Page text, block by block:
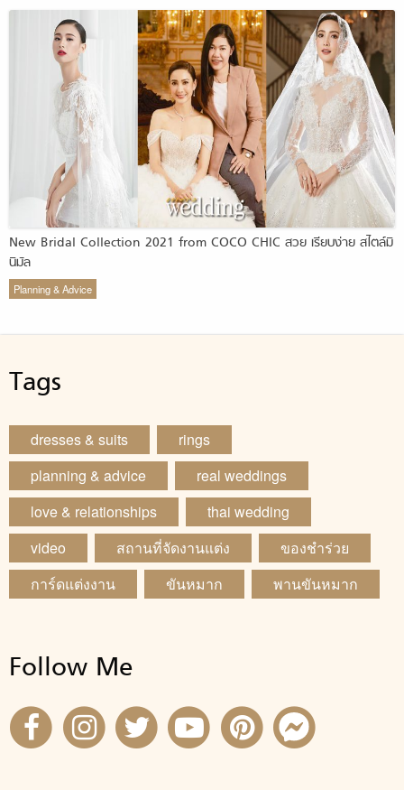
New Bridal Collection 2021 from COCO CHIC สวย เรียบง่าย สไตล์มิ
นิมัล
Planning & Advice
Tags
dresses & suits
rings
planning & advice
real weddings
love & relationships
thai wedding
video
สถานที่จัดงานแต่ง
ของชำร่วย
การ์ดแต่งงาน
ขันหมาก พานขันหมาก
Follow Me